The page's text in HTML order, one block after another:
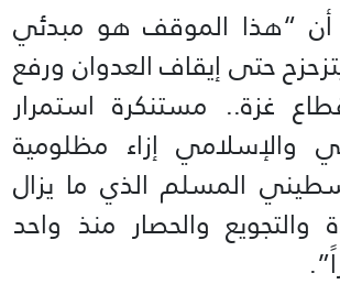
“هذا الموقف هو مبدئي
حتى إيقاف العدوان ورفع
غزة.. مستنكرة استمرار
والإسلامي إزاء مظلومية
المسلم الذي ما يزال
والتجويع والحصار منذ واحد